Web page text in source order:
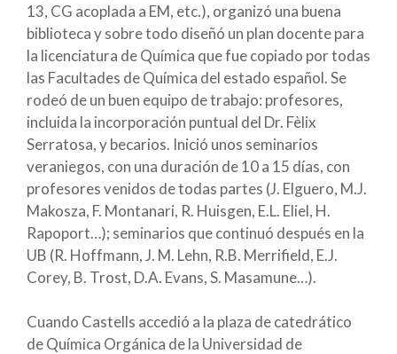
13, CG acoplada a EM, etc.), organizó una buena
biblioteca y sobre todo diseñó un plan docente para
la licenciatura de Química que fue copiado por todas
las Facultades de Química del estado español. Se
rodeó de un buen equipo de trabajo: profesores,
incluida la incorporación puntual del Dr. Fèlix
Serratosa, y becarios. Inició unos seminarios
veraniegos, con una duración de 10 a 15 días, con
profesores venidos de todas partes (J. Elguero, M.J.
Makosza, F. Montanari, R. Huisgen, E.L. Eliel, H.
Rapoport…); seminarios que continuó después en la
UB (R. Hoffmann, J. M. Lehn, R.B. Merrifield, E.J.
Corey, B. Trost, D.A. Evans, S. Masamune…).
Cuando Castells accedió a la plaza de catedrático
de Química Orgánica de la Universidad de